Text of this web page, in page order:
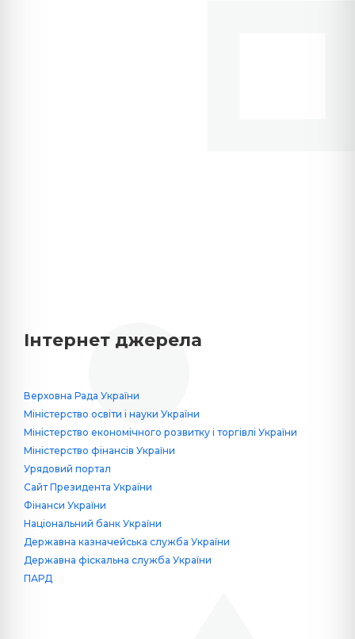
Інтернет джерела
Верховна Рада України
Міністерство освіти і науки України
Міністерство економічного розвитку і торгівлі України
Міністерство фінансів України
Урядовий портал
Сайт Президента України
Фінанси України
Національний банк України
Державна казначейська служба України
Державна фіскальна служба України
ПАРД